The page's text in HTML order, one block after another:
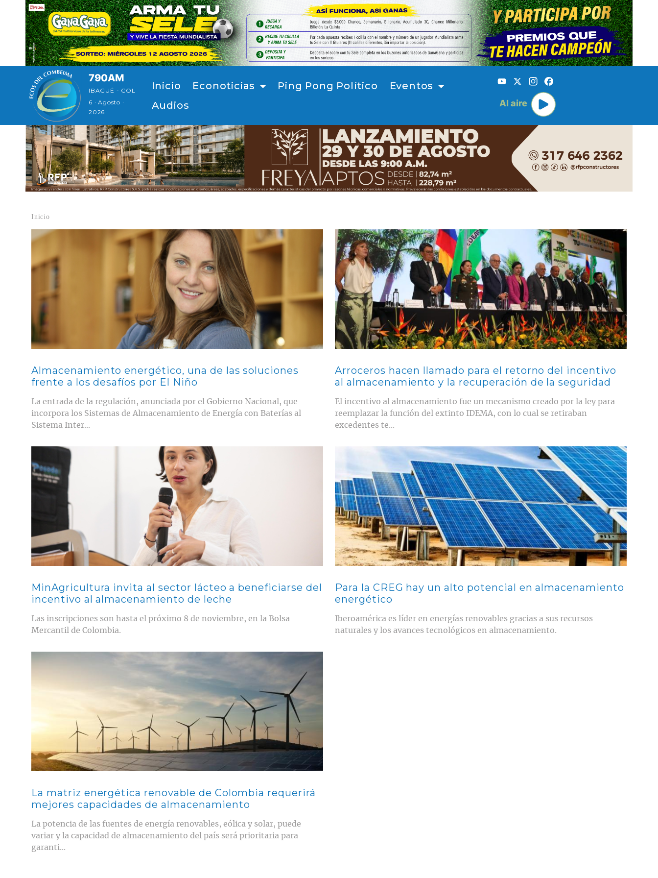
Pasar al contenido principal
790AM
IBAGUÉ - COL
6 · Agosto ·
2026
Inicio Econoticias Ping Pong Político
Eventos
Audios
YouTube
X Instagram
Al aire
Inicio
Contenido multimedia principal
Almacenamiento energético, una de las soluciones
frente a los desafíos por El Niño
La entrada de la regulación, anunciada por el Gobierno Nacional, que
incorpora los Sistemas de Almacenamiento de Energía con Baterías al
Sistema Inter...
Contenido multimedia principal
Arroceros hacen llamado para el retorno del incentivo
al almacenamiento y la recuperación de la seguridad
El incentivo al almacenamiento fue un mecanismo creado por la ley para
reemplazar la función del extinto IDEMA, con lo cual se retiraban
excedentes te...
Contenido multimedia principal
MinAgricultura invita al sector lácteo a beneficiarse del
incentivo al almacenamiento de leche
Las inscripciones son hasta el próximo 8 de noviembre, en la Bolsa
Mercantil de Colombia.
Contenido multimedia principal
Para la CREG hay un alto potencial en almacenamiento
energético
Iberoamérica es líder en energías renovables gracias a sus recursos
naturales y los avances tecnológicos en almacenamiento.
La matriz energética renovable de Colombia requerirá
mejores capacidades de almacenamiento
La potencia de las fuentes de energía renovables, eólica y solar, puede
variar y la capacidad de almacenamiento del país será prioritaria para
garanti...